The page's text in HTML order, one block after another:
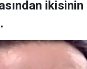
ikisinin